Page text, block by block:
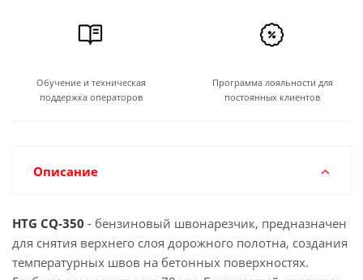
Обучение и техническая
поддержка операторов
Программа лояльности для
постоянных клиентов
Описание
HTG CQ-350 - бензиновый швонарезчик, предназначен
для снятия верхнего слоя дорожного полотна, создания
температурных швов на бетонных поверхностях.